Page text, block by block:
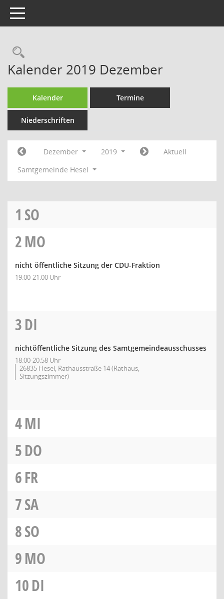
Toggle navigation
Rechercheauswahl
Kalender 2019 Dezember
Kalender Termine
Niederschriften
Dezember 2019
Aktuell
Samtgemeinde Hesel
1 SO
2MO
nicht öffentliche Sitzung der CDU-Fraktion
19:00-21:00 Uhr
3DI
nichtöffentliche Sitzung des Samtgemeindeausschusses
18:00-20:58 Uhr
26835 Hesel, Rathausstraße 14 (Rathaus,
Sitzungszimmer)
4MI
5DO
6FR
7SA
8SO
9MO
10DI